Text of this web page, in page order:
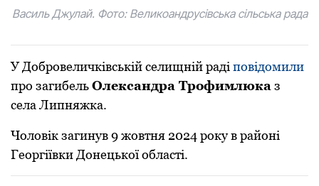
Василь Джулай. Фото: Великоандрусівська сільська рада
У Добровеличківській селищній радіповідомили
про загибельОлександра Трофимлюказ
села Липняжка.
Чоловік загинув 9 жовтня 2024 року в районі
Георгіївки Донецької області.